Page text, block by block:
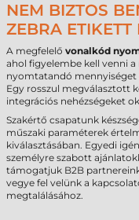
NEM BIZTOS
ZEBRA
A megfelelő vonalkód
ahol figyelembe kell venni
nyomtatandó mennyiséget
Egy rosszul megválasztott
integrációs nehézségeket
Szakértő csapatunk
műszaki paraméterek
kiválasztásában. Egyedi
személyre szabott
támogatjuk B2B
vegye fel velünk a
megtalálásához.